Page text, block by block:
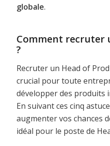
globale.
Comment recruter
?
Recruter un Head of
crucial pour toute
développer des produits
En suivant ces cinq
augmenter vos chances
idéal pour le poste de